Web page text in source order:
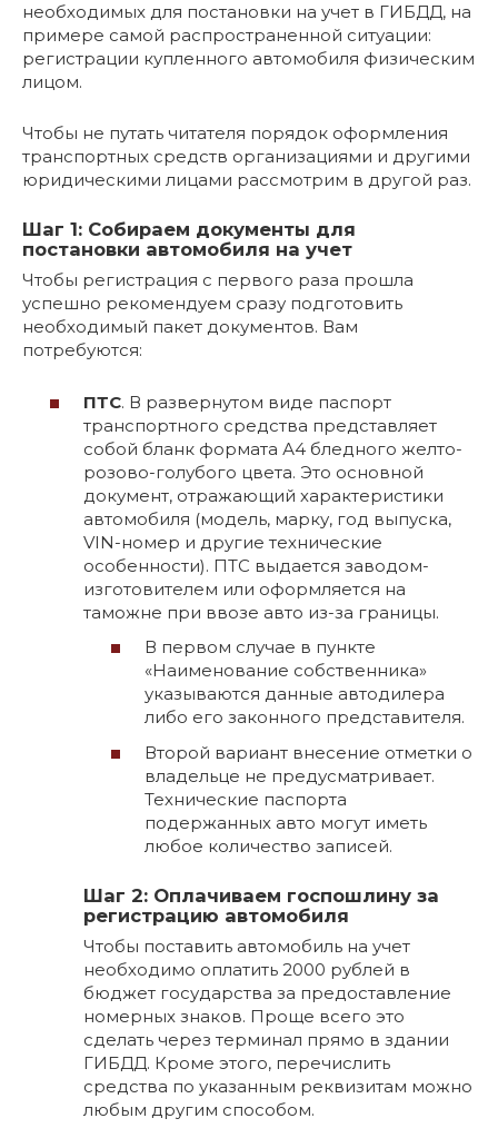
необходимых для постановки на учет в ГИБДД, на
примере самой распространенной ситуации:
регистрации купленного автомобиля физическим
лицом.
Чтобы не путать читателя порядок оформления
транспортных средств организациями и другими
юридическими лицами рассмотрим в другой раз.
Шаг 1: Собираем документы для
постановки автомобиля на учет
Чтобы регистрация с первого раза прошла
успешно рекомендуем сразу подготовить
необходимый пакет документов. Вам
потребуются:
ПТС. В развернутом виде паспорт
транспортного средства представляет
собой бланк формата А4 бледного желто-
розово-голубого цвета. Это основной
документ, отражающий характеристики
автомобиля (модель, марку, год выпуска,
VIN-номер и другие технические
особенности). ПТС выдается заводом-
изготовителем или оформляется на
таможне при ввозе авто из-за границы.
В первом случае в пункте
«Наименование собственника»
указываются данные автодилера
либо его законного представителя.
Второй вариант внесение отметки о
владельце не предусматривает.
Технические паспорта
подержанных авто могут иметь
любое количество записей.
Шаг 2: Оплачиваем госпошлину за
регистрацию автомобиля
Чтобы поставить автомобиль на учет
необходимо оплатить 2000 рублей в
бюджет государства за предоставление
номерных знаков. Проще всего это
сделать через терминал прямо в здании
ГИБДД. Кроме этого, перечислить
средства по указанным реквизитам можно
любым другим способом.